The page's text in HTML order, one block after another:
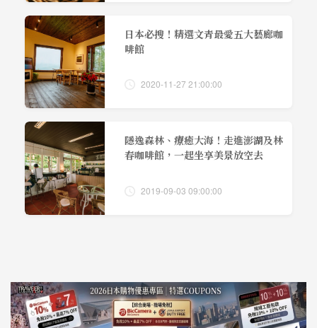
日本必搜！精選文青最愛五大藝廊咖
啡館
2020-11-27 21:00:00
隱逸森林、療癒大海！走進澎湖及林
春咖啡館，一起坐享美景放空去
2019-09-03 09:00:00